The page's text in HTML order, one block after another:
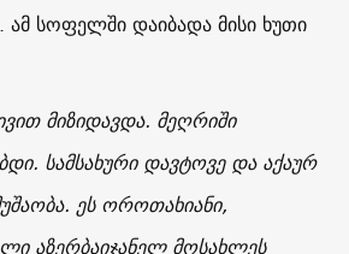
სოფელში დაიბადა მისი ხუთი
მიზიდავდა. მეღრიში
სამსახური დავტოვე და აქაურ
ეს ოროთახიანი,
აზერბაიჯანელ მოსახლეს